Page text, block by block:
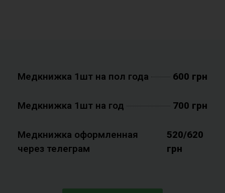
Медкнижка 1шт на пол года 600 грн
Медкнижка 1шт на год 700 грн
Медкнижка оформленная
через телеграм
520/620
грн